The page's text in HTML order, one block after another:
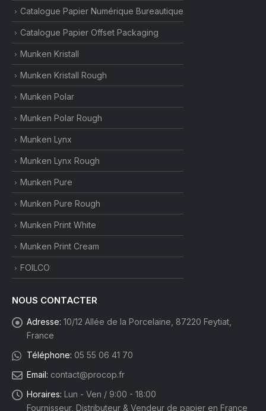
Catalogue Papier Numérique Bureautique
Catalogue Papier Offset Packaging
Munken Kristall
Munken Kristall Rough
Munken Polar
Munken Polar Rough
Munken Lynx
Munken Lynx Rough
Munken Pure
Munken Pure Rough
Munken Print White
Munken Print Cream
FOILCO
NOUS CONTACTER
Adresse: 10/12 Allée de la Porcelaine, 87220 Feytiat,
France
Téléphone: 05 55 06 41 70
Email: contact@procop.fr
Horaires: Lun - Ven / 9:00 - 18:00
Fournisseur, Distributeur & Vendeur de papier en France